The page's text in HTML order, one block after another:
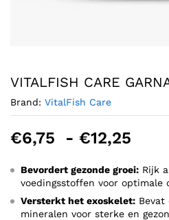
VITALFISH CARE
Brand: VitalFish Care
€6,75 - €12,25
tot
Bevordert gezonde groei: Rijk
voedingsstoffen voor optimale
Versterkt het exoskelet: Bevat
mineralen voor sterke en